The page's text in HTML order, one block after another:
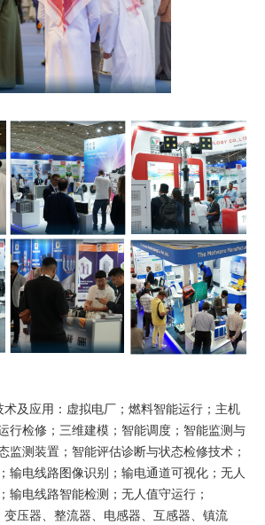
及应用：虚拟电厂；燃料智能运行；主机
行检修；三维建模；智能调度；智能监测与
监测装置；智能评估诊断与状态检修技术；
输电线路图像识别；输电通道可视化；无人
输电线路智能检测；无人值守运行；
压器、整流器、电感器、互感器、镇流